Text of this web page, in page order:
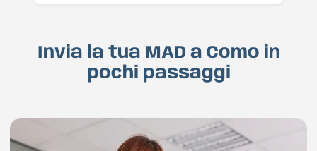
Invia la tua MAD a Como in
pochi passaggi